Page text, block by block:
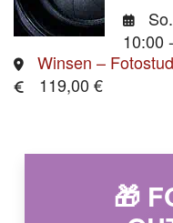
10:00
Winsen –
119,00 €
🎁